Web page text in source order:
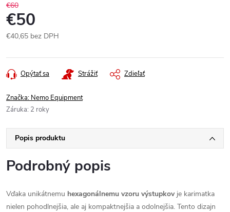
€60
€50
€40,65 bez DPH
cena:
Opýtať sa Strážiť Zdieľať
Značka: Nemo Equipment
Záruka: 2 roky
Popis produktu
Podrobný popis
Vďaka unikátnemu hexagonálnemu vzoru výstupkov je karimatka
nielen pohodlnejšia, ale aj kompaktnejšia a odolnejšia. Tento dizajn